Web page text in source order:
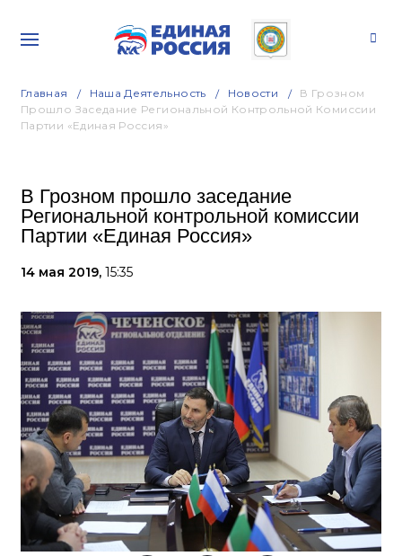
Главная Наша Деятельность Новости
В Грозном
Прошло Заседание Региональной Контрольной Комиссии
Партии «Единая Россия»
В Грозном прошло заседание
Региональной контрольной комиссии
Партии «Единая Россия»
14 мая 2019, 15:35